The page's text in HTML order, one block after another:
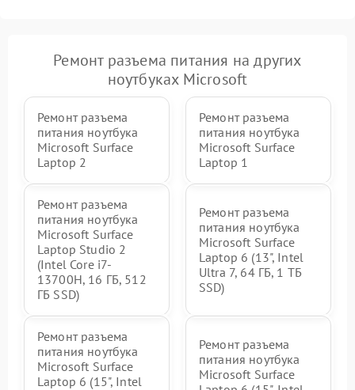
Ремонт разъема питания на других
ноутбуках Microsoft
Ремонт разъема
питания ноутбука
Microsoft Surface
Laptop 2
Ремонт разъема
питания ноутбука
Microsoft Surface
Laptop 1
Ремонт разъема
питания ноутбука
Microsoft Surface
Laptop Studio 2
(Intel Core i7-
13700H, 16 ГБ, 512
ГБ SSD)
Ремонт разъема
питания ноутбука
Microsoft Surface
Laptop 6 (13", Intel
Ultra 7, 64 ГБ, 1 ТБ
SSD)
Ремонт разъема
питания ноутбука
Microsoft Surface
Laptop 6 (15", Intel
Ремонт разъема
питания ноутбука
Microsoft Surface